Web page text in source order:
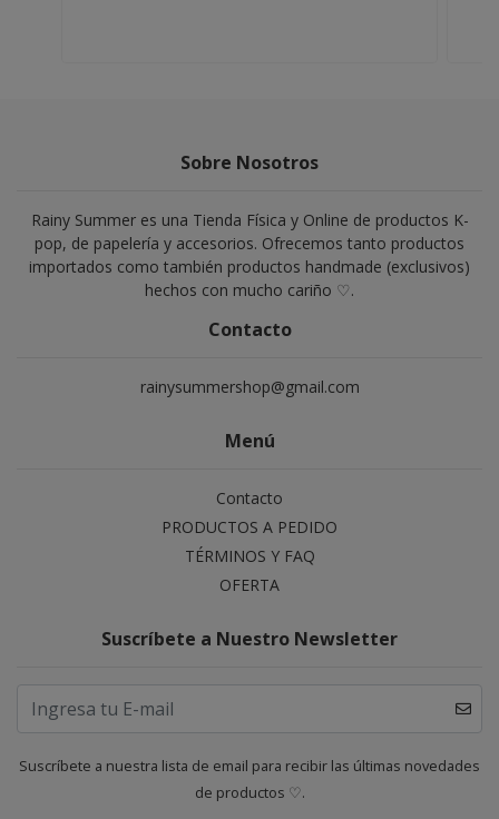
Sobre Nosotros
Rainy Summer es una Tienda Física y Online de productos K-
pop, de papelería y accesorios. Ofrecemos tanto productos
importados como también productos handmade (exclusivos)
hechos con mucho cariño ♡.
Contacto
rainysummershop@gmail.com
Menú
Contacto
PRODUCTOS A PEDIDO
TÉRMINOS Y FAQ
OFERTA
Suscríbete a Nuestro Newsletter
Suscríbete a nuestra lista de email para recibir las últimas novedades
de productos ♡.